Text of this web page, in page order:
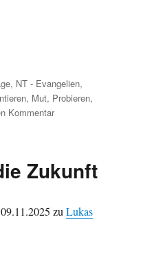
, NT - Evangelien,
, Mut, Probieren,
Kommentarzu
Studieren
Zukunft
zuLukas